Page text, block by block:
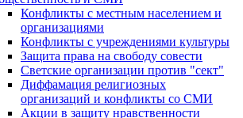
Конфликты с местным населением и
организациями
Конфликты с учреждениями культуры
Защита права на свободу совести
Светские организации против "сект"
Диффамация религиозных
организаций и конфликты со СМИ
Акции в защиту нравственности